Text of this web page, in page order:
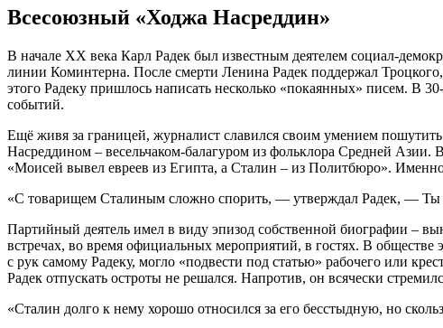
Всесоюзный «Ходжа Насреддин»
В начале XX века Карл Радек был известным деятелем социал-
линии Коминтерна. После смерти Ленина Радек поддержал
этого Радеку пришлось написать несколько «покаянных» писем.
событий.
Ещё живя за границей, журналист славился своим умением
Насреддином – весельчаком-балагуром из фольклора Средней Азии.
«Моисей вывел евреев из Египта, а Сталин – из Политбюро».
«С товарищем Сталиным сложно спорить, — утверждал Радек, — Ты
Партийный деятель имел в виду эпизод собственной биографии –
встречах, во время официальных мероприятий, в гостях. В
с рук самому Радеку, могло «подвести под статью» рабочего или
Радек отпускать остроты не решался. Напротив, он всячески
«Сталин долго к нему хорошо относился за его бесстыдную, но